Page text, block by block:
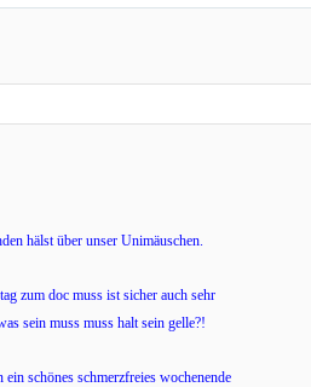
hälst über unser Unimäuschen.
zum doc muss ist sicher auch sehr
sein muss muss halt sein gelle?!
schönes schmerzfreies wochenende